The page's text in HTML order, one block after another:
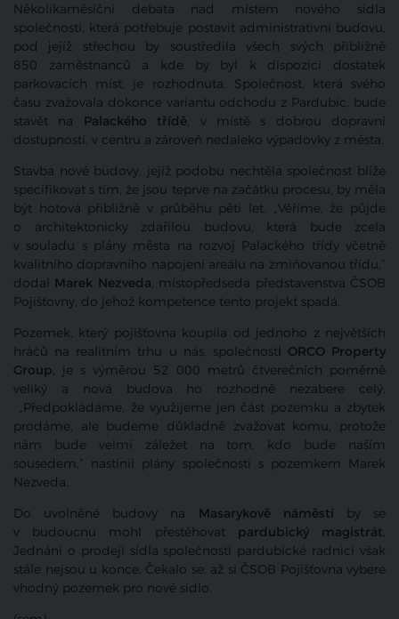
Několikaměsíční debata nad místem nového sídla
společnosti, která potřebuje postavit administrativní budovu,
pod jejíž střechou by soustředila všech svých přibližně
850 zaměstnanců a kde by byl k dispozici dostatek
parkovacích míst, je rozhodnuta. Společnost, která svého
času zvažovala dokonce variantu odchodu z Pardubic, bude
stavět na Palackého třídě, v místě s dobrou dopravní
dostupností, v centru a zároveň nedaleko výpadovky z města.
Stavba nové budovy, jejíž podobu nechtěla společnost blíže
specifikovat s tím, že jsou teprve na začátku procesu, by měla
být hotová přibližně v průběhu pěti let. „Věříme, že půjde
o architektonicky zdařilou budovu, která bude zcela
v souladu s plány města na rozvoj Palackého třídy včetně
kvalitního dopravního napojení areálu na zmiňovanou třídu,“
dodal Marek Nezveda, místopředseda představenstva ČSOB
Pojišťovny, do jehož kompetence tento projekt spadá.
Pozemek, který pojišťovna koupila od jednoho z největších
hráčů na realitním trhu u nás, společnosti ORCO Property
Group, je s výměrou 52 000 metrů čtverečních poměrně
veliký a nová budova ho rozhodně nezabere celý.
„Předpokládáme, že využijeme jen část pozemku a zbytek
prodáme, ale budeme důkladně zvažovat komu, protože
nám bude velmi záležet na tom, kdo bude naším
sousedem,“ nastínil plány společnosti s pozemkem Marek
Nezveda.
Do uvolněné budovy na Masarykově náměstí by se
v budoucnu mohl přestěhovatpardubický magistrát.
Jednání o prodeji sídla společnosti pardubické radnici však
stále nejsou u konce. Čekalo se, až si ČSOB Pojišťovna vybere
vhodný pozemek pro nové sídlo.